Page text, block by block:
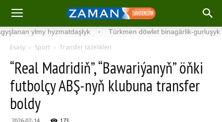
hyzmatdaşlyk · Türkmen döwlet binagärlik-gurluşyk
Esasy Sport Transfer täzelikleri
“Real Madridiň”, “Bawariýanyň” öňki
futbolçy ABŞ-nyň klubuna transfer
boldy
2026-02-14 173